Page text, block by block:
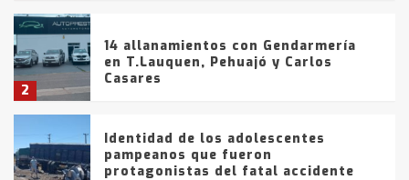
2
14 allanamientos con Gendarmería
en T.Lauquen, Pehuajó y Carlos
Casares
Identidad de los adolescentes
pampeanos que fueron
protagonistas del fatal accidente